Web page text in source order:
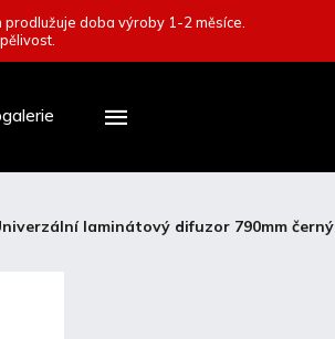
doba výroby 1-2 měsíce.
laminátový difuzor 790mm černý